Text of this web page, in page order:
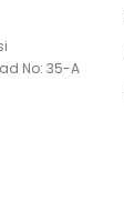
No: 35-A